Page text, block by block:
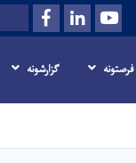
Youtube
LinkedIn
Facebook
Search
فرصتونه گزارشونه